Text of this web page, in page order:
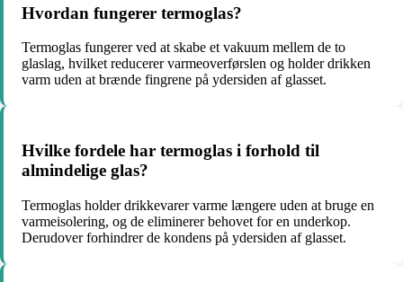
Hvordan fungerer termoglas?
Termoglas fungerer ved at skabe et vakuum mellem de to
glaslag, hvilket reducerer varmeoverførslen og holder drikken
varm uden at brænde fingrene på ydersiden af glasset.
Hvilke fordele har termoglas i forhold til
almindelige glas?
Termoglas holder drikkevarer varme længere uden at bruge en
varmeisolering, og de eliminerer behovet for en underkop.
Derudover forhindrer de kondens på ydersiden af glasset.